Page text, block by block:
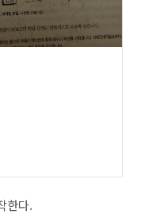
한다.